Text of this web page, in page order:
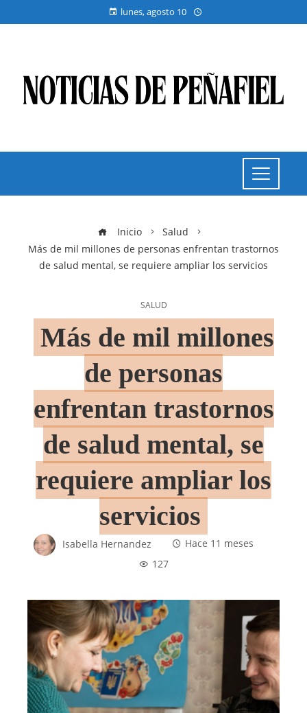
lunes, agosto 10
Inicio
Salud
Más de mil millones de personas enfrentan trastornos
de salud mental, se requiere ampliar los servicios
SALUD
Más de mil millones
de personas
enfrentan trastornos
de salud mental, se
requiere ampliar los
servicios
Isabella Hernandez
Hace 11 meses
127